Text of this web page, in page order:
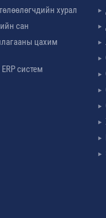
хурал
сан
цахим
систем